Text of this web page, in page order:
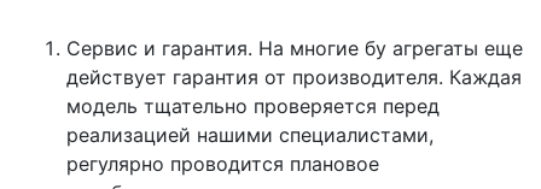
Сервис и гарантия. На многие бу агрегаты еще
действует гарантия от производителя. Каждая
модель тщательно проверяется перед
реализацией нашими специалистами,
регулярно проводится плановое